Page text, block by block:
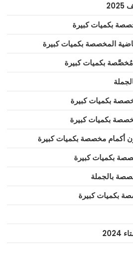
بكميات كبيرة
المخصصة بكميات كبيرة
بكميات كبيرة
بكميات كبيرة
بكميات كبيرة
أكمام مخصصة بكميات كبيرة
بكميات كبيرة
بالجملة
بكميات كبيرة